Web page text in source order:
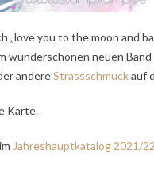
„love you to the moon and
wunderschönen neuen
andereStrassschmuckauf
Karte.
Jahreshauptkatalog 2021/22